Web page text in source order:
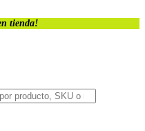
tienda!